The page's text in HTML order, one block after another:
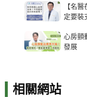
【名
定要裝
心房顫
發展
相關網站